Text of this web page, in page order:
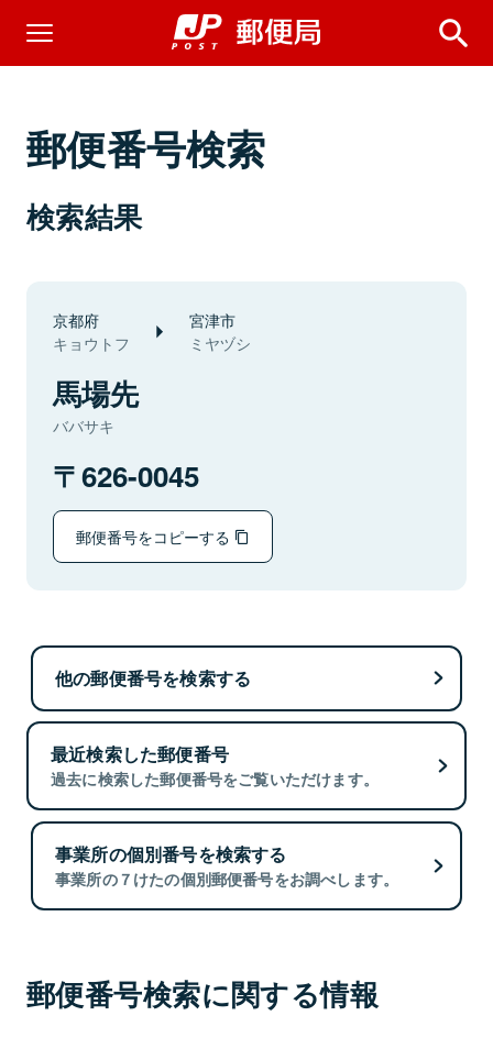
郵便番号検索
検索結果
京都府
キョウトフ
宮津市
ミヤヅシ
馬場先
ババサキ
626-0045
郵便番号をコピーする
他の郵便番号を検索する
最近検索した郵便番号
過去に検索した郵便番号をご覧いただけます。
事業所の個別番号を検索する
事業所の７けたの個別郵便番号をお調べします。
郵便番号検索に関する情報